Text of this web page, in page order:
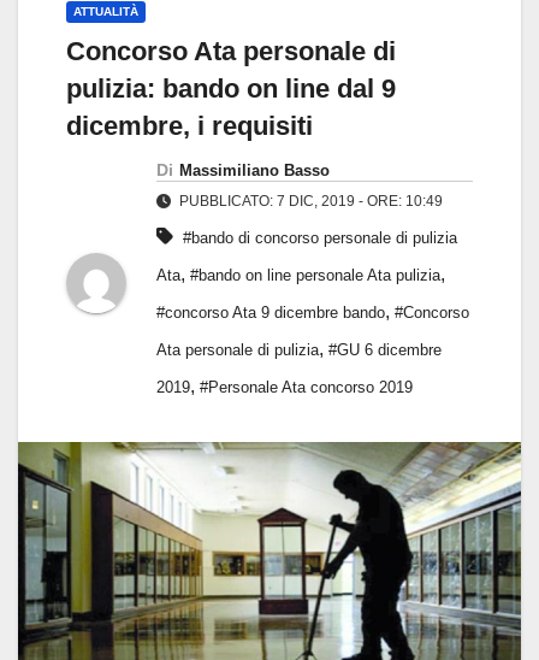
ATTUALITÀ
Concorso Ata personale di
pulizia: bando on line dal 9
dicembre, i requisiti
Di Massimiliano Basso
PUBBLICATO: 7 DIC, 2019 - ORE: 10:49
#bando di concorso personale di pulizia
Ata, #bando on line personale Ata pulizia,
#concorso Ata 9 dicembre bando, #Concorso
Ata personale di pulizia, #GU 6 dicembre
2019, #Personale Ata concorso 2019